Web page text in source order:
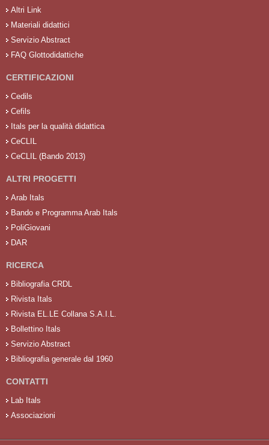
Altri Link
Materiali didattici
Servizio Abstract
FAQ Glottodidattiche
CERTIFICAZIONI
Cedils
Cefils
Itals per la qualità didattica
CeCLIL
CeCLIL (Bando 2013)
ALTRI PROGETTI
Arab Itals
Bando e Programma Arab Itals
PoliGiovani
DAR
RICERCA
Bibliografia CRDL
Rivista Itals
Rivista EL.LE Collana S.A.I.L.
Bollettino Itals
Servizio Abstract
Bibliografia generale dal 1960
CONTATTI
Lab Itals
Associazioni